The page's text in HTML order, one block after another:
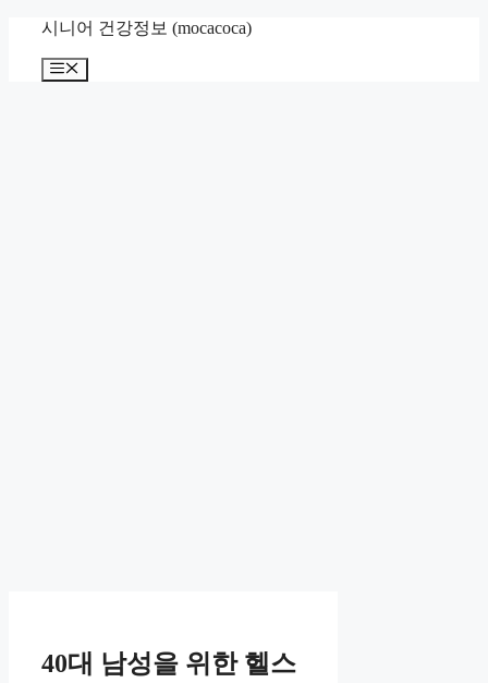
시니어 건강정보 (mocacoca)
메
40대 남성을 위한 헬스